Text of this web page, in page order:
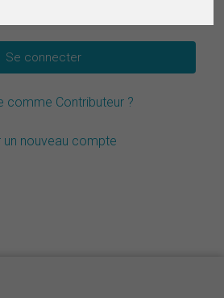
comme Contributeur ?
un nouveau compte
Español
Italiano